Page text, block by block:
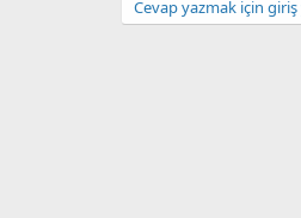
Cevap yazmak için